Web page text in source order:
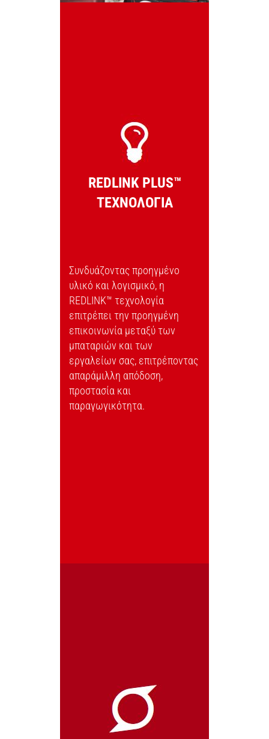
REDLINK PLUS™
ΤΕΧΝΟΛΟΓΙΑ
Συνδυάζοντας προηγμένο
υλικό και λογισμικό, η
REDLINK™ τεχνολογία
επιτρέπει την προηγμένη
επικοινωνία μεταξύ των
μπαταριών και των
εργαλείων σας, επιτρέποντας
απαράμιλλη απόδοση,
προστασία και
παραγωγικότητα.